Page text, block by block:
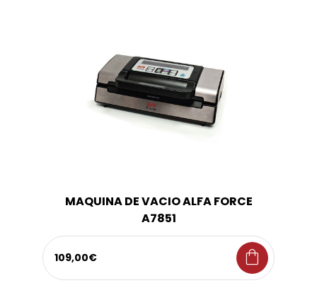
MAQUINA DE VACIO ALFA FORCE
A7851
109,00€ shopping_bag